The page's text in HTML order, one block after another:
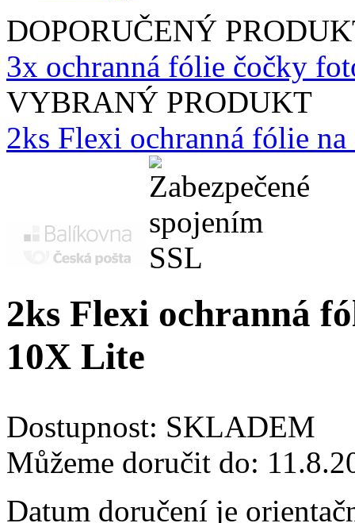
DOPORUČENÝ
3x ochranná fólie čočky
VYBRANÝ PRODUKT
2ks Flexi ochranná fólie
2ks Flexi ochranná
10X Lite
Dostupnost: SKLADEM
Můžeme doručit do:
Datum doručení je